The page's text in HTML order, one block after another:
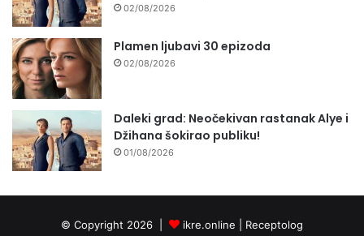
02/08/2026
Plamen ljubavi 30 epizoda
02/08/2026
Daleki grad: Neočekivan rastanak Alye i
Džihana šokirao publiku!
01/08/2026
© Copyright 2026 | ikre.online | Receptolog